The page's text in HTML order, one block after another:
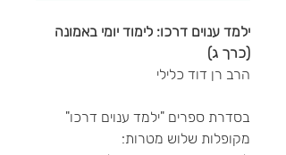
ילמד ענוים דרכו: לימוד יומי באמונה
(כרך ג)
הרב רן דוד כלילי
בסדרת ספרים "ילמד ענוים דרכו"
מקופלות שלוש מטרות: